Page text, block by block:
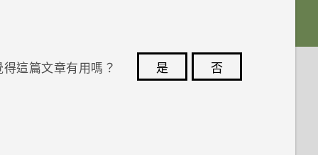
得這篇文章有用嗎？ 是
否